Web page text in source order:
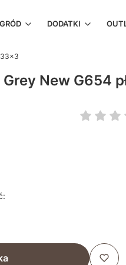
DODATKI
New G654